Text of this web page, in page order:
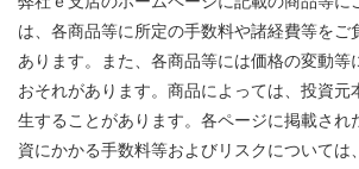
は、各商品等に所定の手数料や諸経費等をご
あります。また、各商品等には価格の変動等
おそれがあります。商品によっては、投資元
生することがあります。各ページに掲載され
資にかかる手数料等およびリスクについては